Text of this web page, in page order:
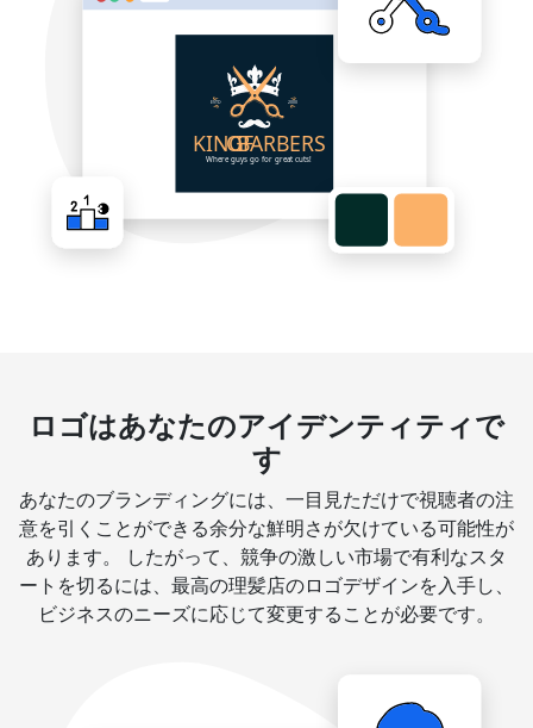
ロゴはあなたのアイデンティティで
す
あなたのブランディングには、一目見ただけで視聴者の注
意を引くことができる余分な鮮明さが欠けている可能性が
あります。 したがって、競争の激しい市場で有利なスタ
ートを切るには、最高の理髪店のロゴデザインを入手し、
ビジネスのニーズに応じて変更することが必要です。